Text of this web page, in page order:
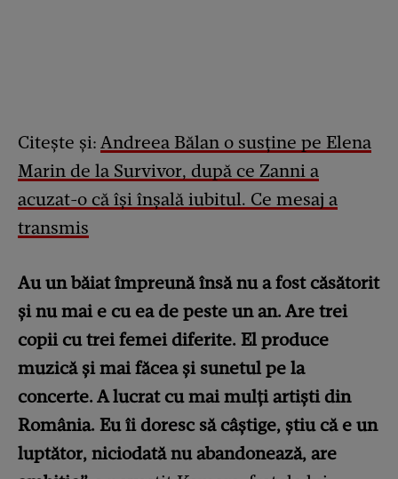
Citește și: Andreea Bălan o susține pe Elena
Marin de la Survivor, după ce Zanni a
acuzat-o că își înșală iubitul. Ce mesaj a
transmis
Au un băiat împreună însă nu a fost căsătorit
şi nu mai e cu ea de peste un an. Are trei
copii cu trei femei diferite. El produce
muzică şi mai făcea şi sunetul pe la
concerte. A lucrat cu mai mulţi artişti din
România. Eu îi doresc să câştige, ştiu că e un
luptător, niciodată nu abandonează, are